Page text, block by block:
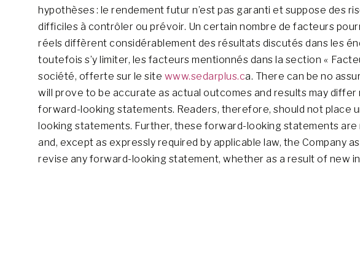
hypothèses : le rendement futur n’est pas garanti et suppose des
difficiles à contrôler ou prévoir. Un certain nombre de facteurs
réels diffèrent considérablement des résultats discutés dans les
toutefois s’y limiter, les facteurs mentionnés dans la section «
société, offerte sur le site www.sedarplus.ca. There can be no
will prove to be accurate as actual outcomes and results may
forward-looking statements. Readers, therefore, should not place
looking statements. Further, these forward-looking statements
and, except as expressly required by applicable law, the Company
revise any forward-looking statement, whether as a result of new